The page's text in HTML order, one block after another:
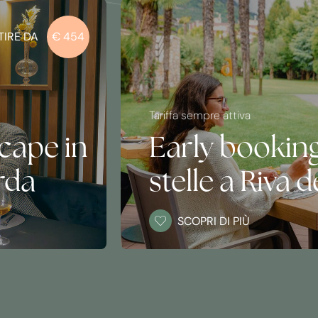
4
Offerta valida da Lunedì a Giovedì
Mid-Week
-20% in hotel
Garda
SCOPRI DI PIÙ